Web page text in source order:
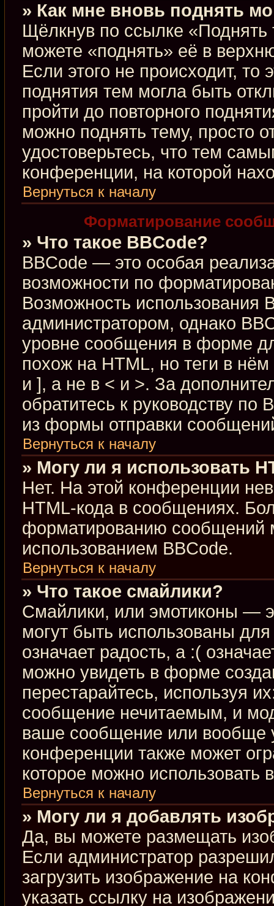
» Как мне вновь поднять
Щёлкнув по ссылке
можете «поднять» её в
Если этого не происходит, то
поднятия тем могла быть
пройти до повторного
можно поднять тему, просто
удостоверьтесь, что тем
конференции, на которой
Вернуться к началу
Форматирование
» Что такое BBCode?
BBCode — это особая
возможности по
Возможность использования
администратором, однако
уровне сообщения в форме
похож на HTML, но теги в
и ], а не в < и >. За
обратитесь к руководству по
из формы отправки
Вернуться к началу
» Могу ли я использовать
Нет. На этой конференции
HTML-кода в сообщениях.
форматированию сообщений
использованием BBCode.
Вернуться к началу
» Что такое смайлики?
Смайлики, или эмотиконы —
могут быть использованы
означает радость, а :(
можно увидеть в форме
перестарайтесь, используя
сообщение нечитаемым, и
ваше сообщение или вообще
конференции также может
которое можно использовать
Вернуться к началу
» Могу ли я добавлять
Да, вы можете размещать
Если администратор
загрузить изображение на
указать ссылку на